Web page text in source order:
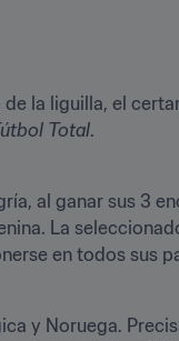
la liguilla, el
Total.
al ganar sus 3
La
en todos sus
y Noruega.